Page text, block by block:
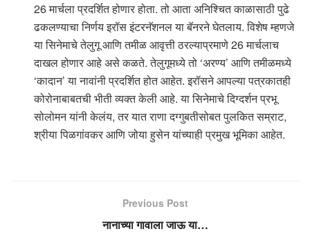
26 मार्चला प्रदर्शित होणार होता. तो आता अनिश्चित काळासाठी पुढे
ढकलण्याचा निर्णय इरॉस इंटरनॅशनल या बॅनरने घेतलाय. विशेष म्हणजे
या सिनेमाचे तेलुगू आणि तमीळ आवृत्ती ठरल्याप्रमाणे 26 मार्चलाच
दाखल होणार आहे असे कळते. तेलुगूमध्ये तो ‘अरण्य’ आणि तमीळमध्ये
‘कादान’ या नावांनी प्रदर्शित होत आहेत. इरॉसने आपल्या पत्रकातही
कोरोनाबाबतची भीती व्यक्त केली आहे. या सिनेमाचे दिग्दर्शन प्रभू
सोलोमन यांनी केलंय, तर यात राणा दग्गुबतीसोबत पुलकित सम्राट,
श्रीया पिळगांवकर आणि जोया हुसेन यांच्याही प्रमुख भूमिका आहेत.
Previous Post
नानाच्या गावाला जाऊ या…